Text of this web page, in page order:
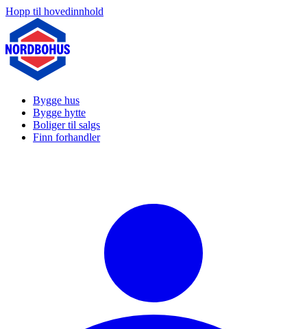
Hopp til hovedinnhold
Bygge hus
Bygge hytte
Boliger til salgs
Finn forhandler